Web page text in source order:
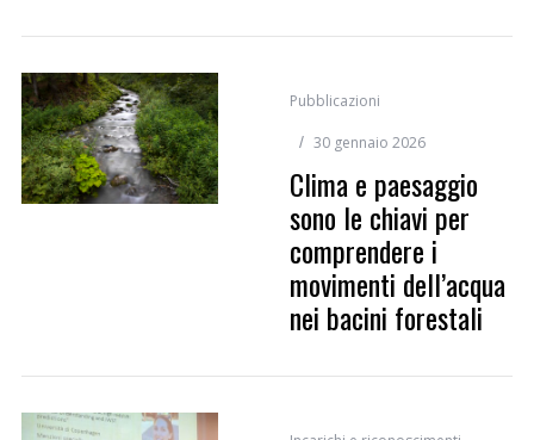
Pubblicazioni
30 gennaio 2026
Clima e paesaggio
sono le chiavi per
comprendere i
movimenti dell’acqua
nei bacini forestali